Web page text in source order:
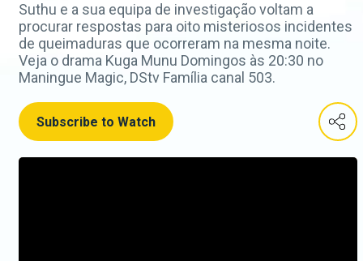
Suthu e a sua equipa de investigação voltam a
procurar respostas para oito misteriosos incidentes
de queimaduras que ocorreram na mesma noite.
Veja o drama Kuga Munu Domingos às 20:30 no
Maningue Magic, DStv Família canal 503.
Subscribe to Watch